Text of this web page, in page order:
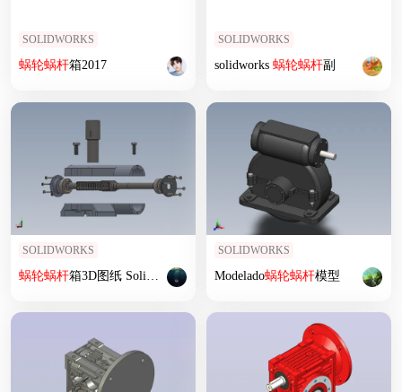
SOLIDWORKS
蜗轮蜗杆箱2017
SOLIDWORKS
solidworks 蜗轮蜗杆副
SOLIDWORKS
蜗轮蜗杆箱3D图纸 Solidworks 设计
SOLIDWORKS
Modelado蜗轮蜗杆模型